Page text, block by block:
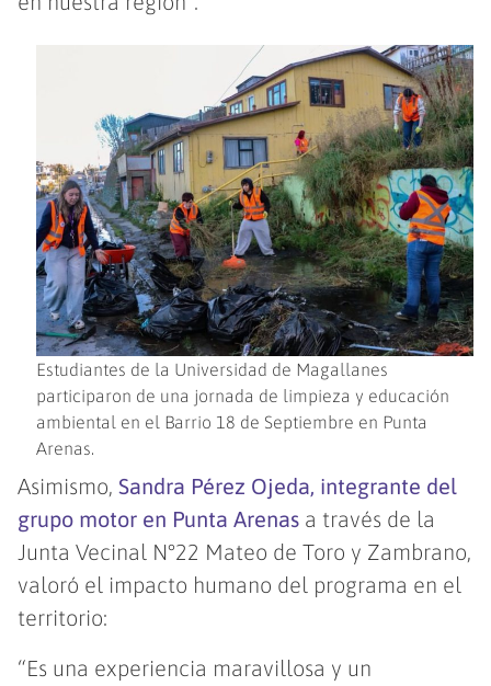
Estudiantes de la Universidad de Magallanes
participaron de una jornada de limpieza y educación
ambiental en el Barrio 18 de Septiembre en Punta
Arenas.
Asimismo,Sandra Pérez Ojeda, integrante del
grupo motor en Punta Arenas a través de la
Junta Vecinal N°22 Mateo de Toro y Zambrano,
valoró el impacto humano del programa en el
territorio:
“Es una experiencia maravillosa y un